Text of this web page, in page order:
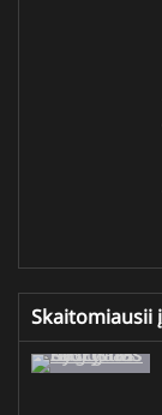
Skaitomiausii